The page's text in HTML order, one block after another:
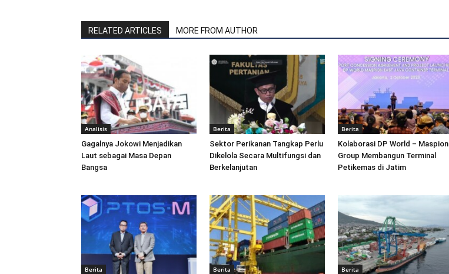
RELATED ARTICLES MORE FROM AUTHOR
Analisis
Gagalnya Jokowi Menjadikan
Laut sebagai Masa Depan
Bangsa
Berita
Sektor Perikanan Tangkap Perlu
Dikelola Secara Multifungsi dan
Berkelanjutan
Berita
Kolaborasi DP World – Maspion
Group Membangun Terminal
Petikemas di Jatim
Berita Berita Berita